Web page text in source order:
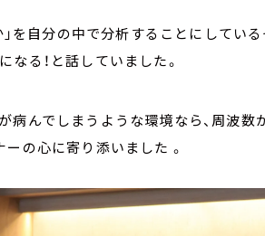
を自分の中で分析することにしている
なる！と話していました。
病んでしまうような環境なら、周波
ーの心に寄り添いました 。